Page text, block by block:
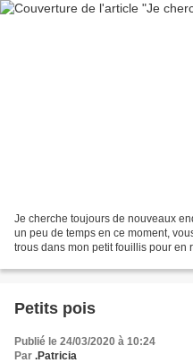
Je cherche toujours de nouveaux
un peu de temps en ce moment,
trous dans mon petit fouillis pour en
Petits pois
Publié le 24/03/2020 à 10:24
Par .Patricia